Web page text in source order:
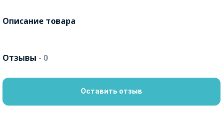
Описание товара
Отзывы - 0
Оставить отзыв